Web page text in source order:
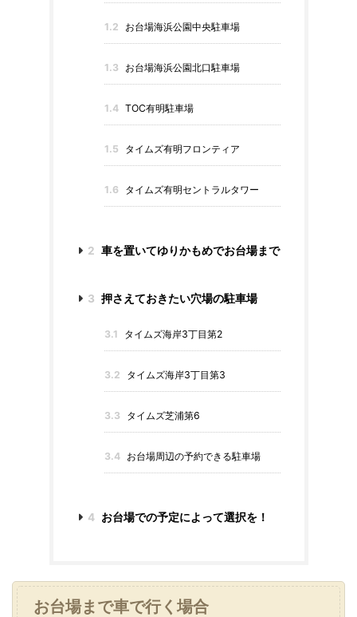
1.2 お台場海浜公園中央駐車場
1.3 お台場海浜公園北口駐車場
1.4 TOC有明駐車場
1.5 タイムズ有明フロンティア
1.6 タイムズ有明セントラルタワー
2 車を置いてゆりかもめでお台場まで
3 押さえておきたい穴場の駐車場
3.1 タイムズ海岸3丁目第2
3.2 タイムズ海岸3丁目第3
3.3 タイムズ芝浦第6
3.4 お台場周辺の予約できる駐車場
4 お台場での予定によって選択を！
お台場まで車で行く場合